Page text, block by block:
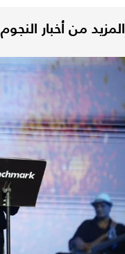
المزيد من أخبار النجوم